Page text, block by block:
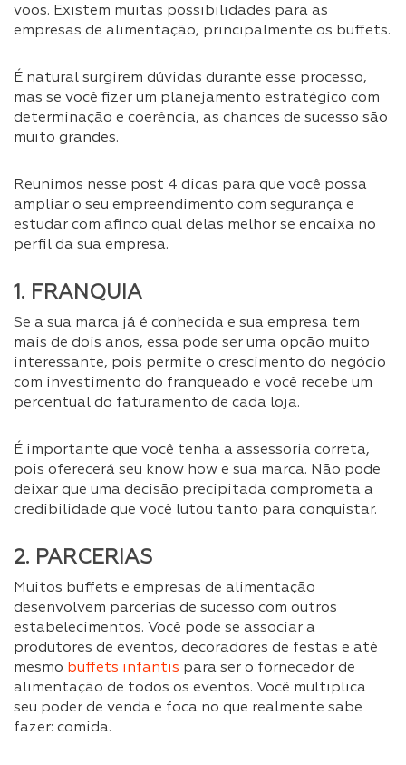
voos. Existem muitas possibilidades para as
empresas de alimentação, principalmente os buffets.
É natural surgirem dúvidas durante esse processo,
mas se você fizer um planejamento estratégico com
determinação e coerência, as chances de sucesso são
muito grandes.
Reunimos nesse post 4 dicas para que você possa
ampliar o seu empreendimento com segurança e
estudar com afinco qual delas melhor se encaixa no
perfil da sua empresa.
1. FRANQUIA
Se a sua marca já é conhecida e sua empresa tem
mais de dois anos, essa pode ser uma opção muito
interessante, pois permite o crescimento do negócio
com investimento do franqueado e você recebe um
percentual do faturamento de cada loja.
É importante que você tenha a assessoria correta,
pois oferecerá seu know how e sua marca. Não pode
deixar que uma decisão precipitada comprometa a
credibilidade que você lutou tanto para conquistar.
2. PARCERIAS
Muitos buffets e empresas de alimentação
desenvolvem parcerias de sucesso com outros
estabelecimentos. Você pode se associar a
produtores de eventos, decoradores de festas e até
mesmo buffets infantis para ser o fornecedor de
alimentação de todos os eventos. Você multiplica
seu poder de venda e foca no que realmente sabe
fazer: comida.